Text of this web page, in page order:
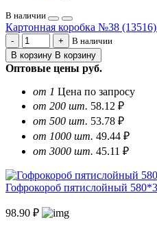
В наличии
Картонная коробка №38
В наличии
В корзину В корзину
Оптовые цены руб.
от 1 Цена по запросу
от 200 шт. 58.12 ₽
от 500 шт. 53.78 ₽
от 1000 шт. 49.44 ₽
от 3000 шт. 45.11 ₽
Гофрокороб пятислойный
98.90 ₽